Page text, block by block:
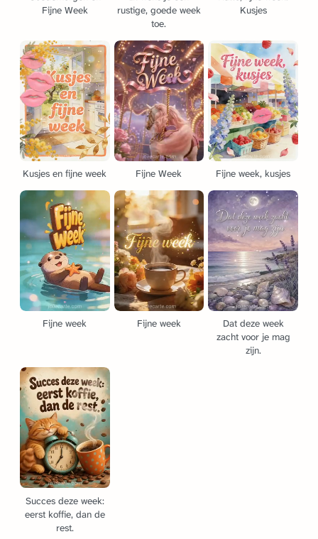
Fijne Week
rustige, goede week
toe.
Kusjes
Kusjes en fijne week Fijne Week Fijne week, kusjes
Fijne week Fijne week
Dat deze week
zacht voor je mag
zijn.
Succes deze week:
eerst koffie, dan de
rest.